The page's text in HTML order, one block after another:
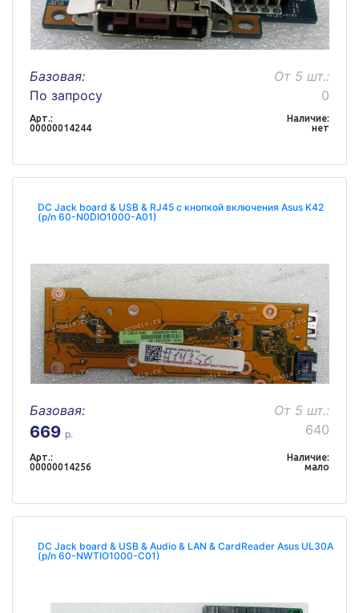
Базовая:
По запросу
От 5 шт.:
0
Арт.:
00000014244
Наличие:
нет
DC Jack board & USB & RJ45 с кнопкой включения Asus K42
(p/n 60-N0DIO1000-A01)
Базовая:
669 р.
От 5 шт.:
640
Арт.:
00000014256
Наличие:
мало
DC Jack board & USB & Audio & LAN & CardReader Asus UL30A
(p/n 60-NWTIO1000-C01)